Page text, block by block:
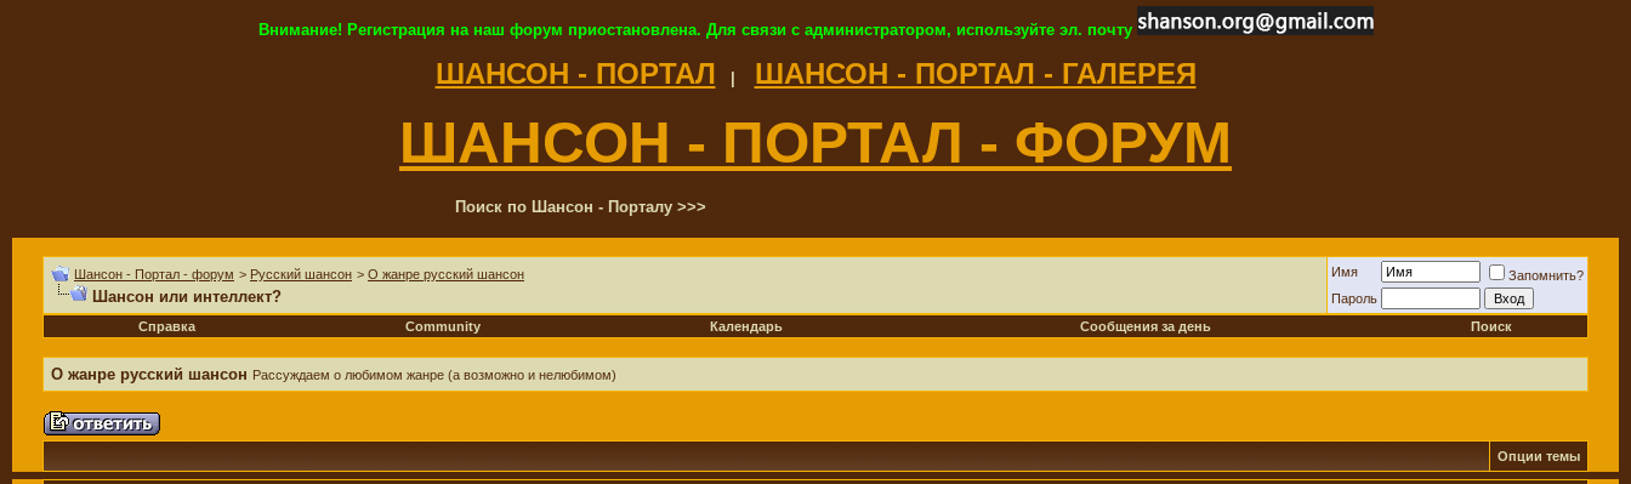
Внимание! Регистрация на наш форум приостановлена. Для связи с администратором, используйте эл. почту
ШАНСОН - ПОРТАЛ ШАНСОН - ПОРТАЛ - ГАЛЕРЕЯ
ШАНСОН - ПОРТАЛ - ФОРУМ
Поиск по Шансон - Порталу >>>
Шансон - Портал - форум > Русский шансон > О жанре русский шансон
Шансон или интеллект?
Имя
Запомнить?
Пароль
Справка
Community Календарь Сообщения за день Поиск
О жанре русский шансон Рассуждаем о любимом жанре (а возможно и нелюбимом)
Опции темы